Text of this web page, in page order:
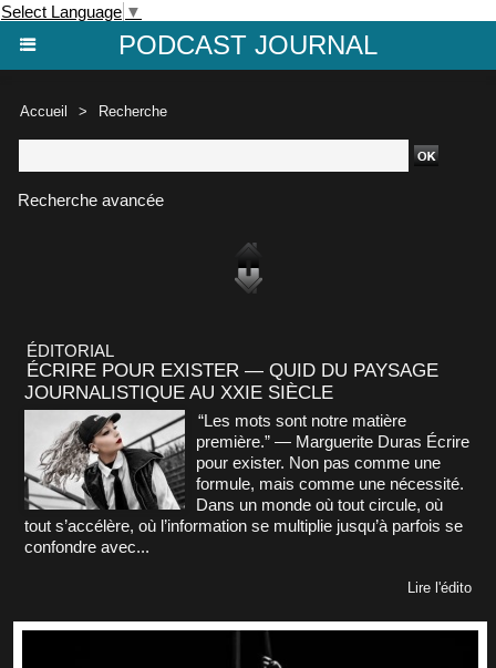
Select Language ▼
PODCAST JOURNAL
Accueil > Recherche
Recherche avancée
ÉDITORIAL
ÉCRIRE POUR EXISTER — QUID DU PAYSAGE
JOURNALISTIQUE AU XXIE SIÈCLE
“Les mots sont notre matière
première.” — Marguerite Duras Écrire
pour exister. Non pas comme une
formule, mais comme une nécessité.
Dans un monde où tout circule, où
tout s’accélère, où l’information se multiplie jusqu’à parfois se
confondre avec...
Lire l'édito